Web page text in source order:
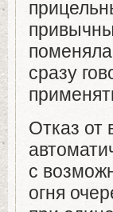
сразу
Отказ от
с
огня